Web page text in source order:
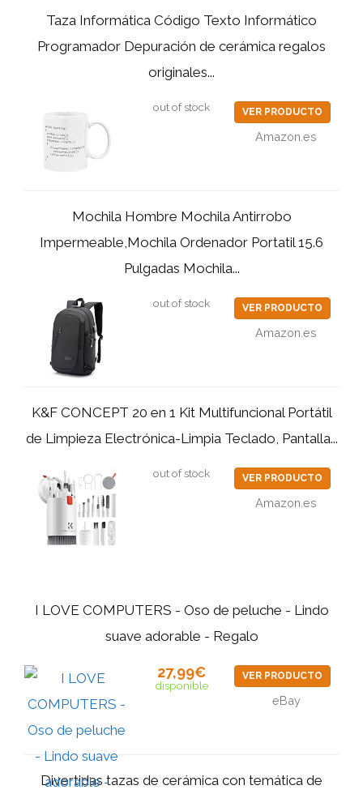
Taza Informática Código Texto Informático
Programador Depuración de cerámica regalos
originales...
out of stock VER PRODUCTO
Amazon.es
Mochila Hombre Mochila Antirrobo
Impermeable,Mochila Ordenador Portatil 15.6
Pulgadas Mochila...
out of stock VER PRODUCTO
Amazon.es
K&F CONCEPT 20 en 1 Kit Multifuncional Portátil
de Limpieza Electrónica-Limpia Teclado, Pantalla...
out of stock VER PRODUCTO
Amazon.es
I LOVE COMPUTERS - Oso de peluche - Lindo
suave adorable - Regalo
27,99€
disponible
VER PRODUCTO
eBay
Divertidas tazas de cerámica con temática de